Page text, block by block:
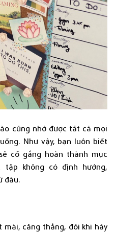
cũng nhớ được tất cả mọi
Như vậy, bạn luôn biết
cố gắng hoàn thành mục
không có định hướng,
đâu.
mài, căng thẳng, đôi khi hãy